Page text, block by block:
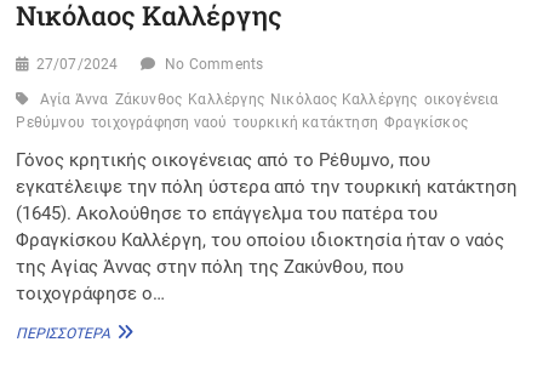
Νικόλαος Καλλέργης
27/07/2024 No Comments
Αγία Άννα Ζάκυνθος Καλλέργης Νικόλαος Καλλέργης οικογένεια
Ρεθύμνου τοιχογράφηση ναού τουρκική κατάκτηση Φραγκίσκος
Γόνος κρητικής οικογένειας από το Ρέθυμνο, που
εγκατέλειψε την πόλη ύστερα από την τουρκική κατάκτηση
(1645). Ακολούθησε το επάγγελμα του πατέρα του
Φραγκίσκου Καλλέργη, του οποίου ιδιοκτησία ήταν ο ναός
της Αγίας Άννας στην πόλη της Ζακύνθου, που
τοιχογράφησε ο…
ΠΕΡΙΣΣΌΤΕΡΑ ΝΙΚΌΛΑΟΣ